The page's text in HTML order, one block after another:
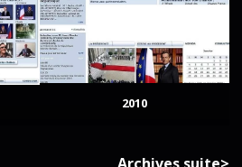
2010
Archives suite>